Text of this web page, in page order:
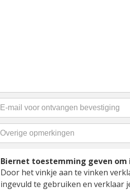
Biernet toestemming geven
Door het vinkje aan te vinken
ingevuld te gebruiken en verklaar